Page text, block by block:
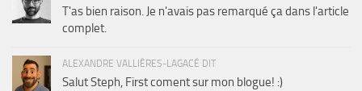
T'as bien raison. Je n'avais pas remarqué ça dans l'article
complet.
ALEXANDRE VALLIÈRES-LAGACÉ DIT
Salut Steph, First coment sur mon blogue! :)